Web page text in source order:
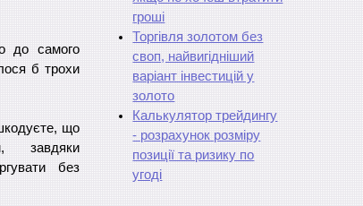
до самого
б трохи
що
завдяки
без
гроші
Торгівля золотом без
своп, найвигідніший
варіант інвестицій у
золото
Калькулятор трейдингу
- розрахунок розміру
позиції та ризику по
угоді